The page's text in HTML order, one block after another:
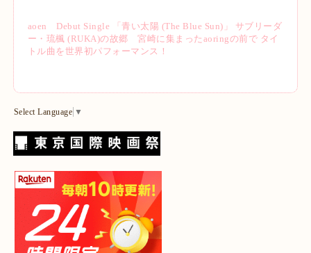
aoen Debut Single 「青い太陽 (The Blue Sun)」 サブリーダ
ー・琉楓 (RUKA)の故郷 宮崎に集まったaoringの前で タイ
トル曲を世界初パフォーマンス！
Select Language ▼